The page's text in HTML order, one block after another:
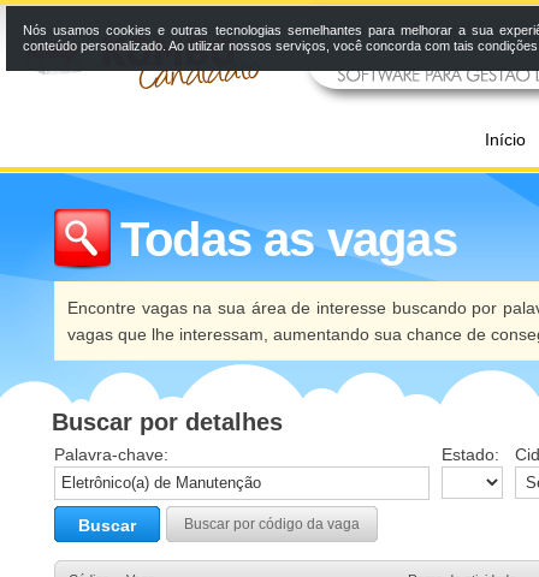
Início
Todas as vagas
Encontre vagas na sua área de interesse buscando por
vagas que lhe interessam, aumentando sua chance de
Buscar por detalhes
Palavra-chave: Estado:
Buscar Buscar por código da vaga
Nós usamos cookies e outras tecnologias semelhantes para melhorar a sua
conteúdo personalizado. Ao utilizar nossos serviços, você concorda com tais